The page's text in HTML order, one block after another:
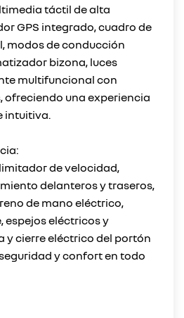
táctil de alta
GPS integrado, cuadro de
modos de conducción
bizona, luces
multifuncional con
ofreciendo una experiencia
intuitiva.
de velocidad,
delanteros y traseros,
de mano eléctrico,
espejos eléctricos y
y cierre eléctrico del portón
y confort en todo